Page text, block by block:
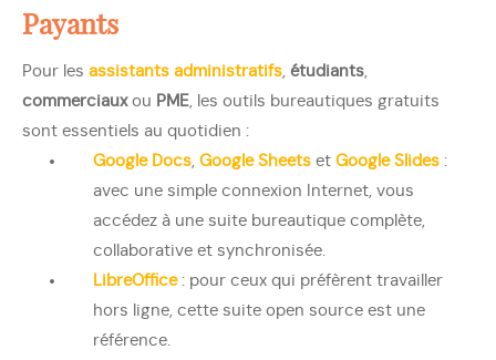
Payants
Pour les assistants administratifs, étudiants,
commerciauxou PME, les outils bureautiques gratuits
sont essentiels au quotidien :
Google Docs, Google Sheets et Google Slides :
avec une simple connexion Internet, vous
accédez à une suite bureautique complète,
collaborative et synchronisée.
LibreOffice: pour ceux qui préfèrent travailler
hors ligne, cette suite open source est une
référence.